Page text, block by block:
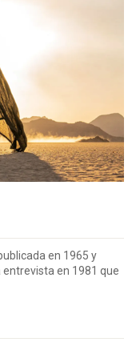
en 1965 y
en 1981 que